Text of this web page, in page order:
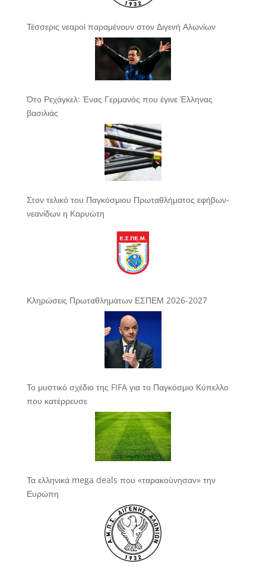
Τέσσερις νεαροί παραμένουν στον Διγενή Αλωνίων
Ότο Ρεχάγκελ: Ένας Γερμανός που έγινε Έλληνας
βασιλιάς
Στον τελικό του Παγκόσμιου Πρωταθλήματος εφήβων-
νεανίδων η Καρυώτη
Κληρώσεις Πρωταθλημάτων ΕΣΠΕΜ 2026-2027
Το μυστικό σχέδιο της FIFA για το Παγκόσμιο Κύπελλο
που κατέρρευσε
Τα ελληνικά mega deals που «ταρακούνησαν» την
Ευρώπη